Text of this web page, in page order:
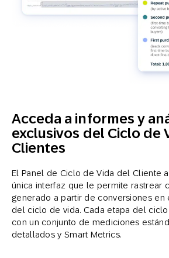
Acceda a informes y
exclusivos del Ciclo de
Clientes
El Panel de Ciclo de Vida del Cliente
única interfaz que le permite rastrear
generado a partir de conversiones en
del ciclo de vida. Cada etapa del
con un conjunto de mediciones
detallados y Smart Metrics.